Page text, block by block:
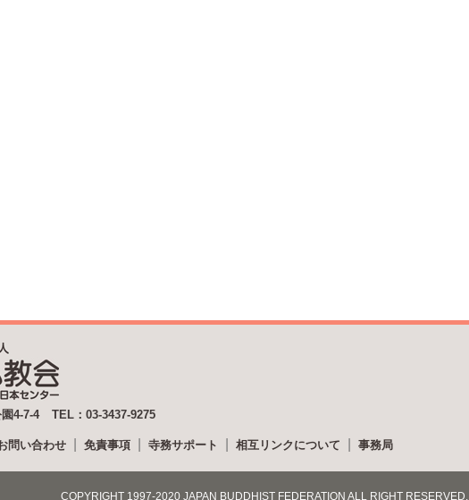
4-7-4 TEL：03-3437-9275
問い合わせ 免責事項 寺務サポート 相互リンクについて 事務局
COPYRIGHT 1997-2020 JAPAN BUDDHIST FEDERATION ALL RIGHT RESERVED.